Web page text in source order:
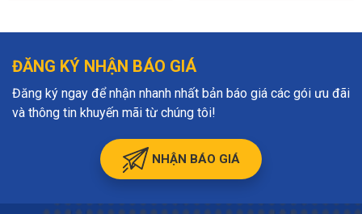
ĐĂNG KÝ NHẬN BÁO GIÁ
Đăng ký ngay để nhận nhanh nhất bản báo giá các gói ưu đãi
và thông tin khuyến mãi từ chúng tôi!
NHẬN BÁO GIÁ